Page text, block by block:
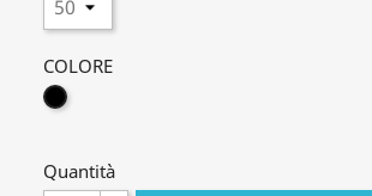
COLORE
NERO
Quantità